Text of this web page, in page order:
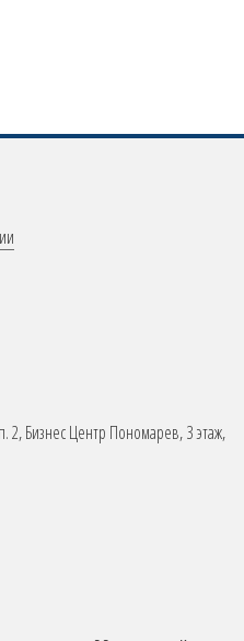
2, Бизнес Центр Пономарев, 3 этаж,